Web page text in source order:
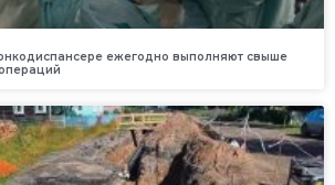
ежегодно выполняют свыше